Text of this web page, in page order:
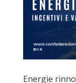
Energie